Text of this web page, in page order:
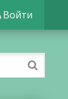
Войти